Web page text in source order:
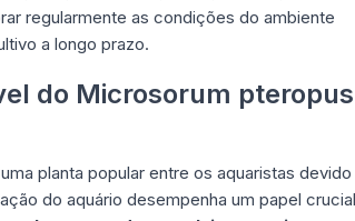
regularmente as condições do ambiente
a longo prazo.
do Microsorum pteropus
planta popular entre os aquaristas devido
do aquário desempenha um papel